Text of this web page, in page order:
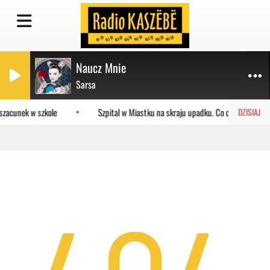
Naucz Mnie
Sarsa
DZISIAJ
w szkole Szpital w Miastku na skraju upadku. Co czeka